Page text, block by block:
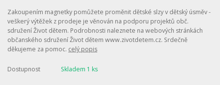
Zakoupením magnetky pomůžete proměnit dětské slzy v dětský úsměv -
veškerý výtěžek z prodeje je věnován na podporu projektů obč.
sdružení Život dětem. Podrobnosti naleznete na webových stránkách
občanského sdružení Život dětem www.zivotdetem.cz. Srdečně
děkujeme za pomoc. celý popis
Dostupnost Skladem 1 ks